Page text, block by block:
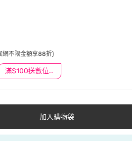
滿$100送數位印花
網不限金額享88折)
加入購物袋